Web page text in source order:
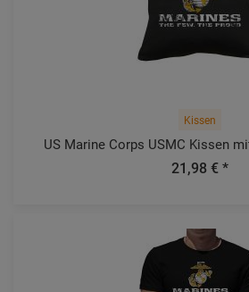
Kissen
US Marine Corps USMC Kissen
21,98 € *